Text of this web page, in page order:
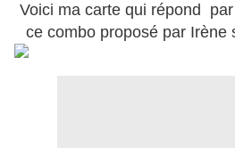
Voici ma carte qui répond
ce combo proposé par Irène